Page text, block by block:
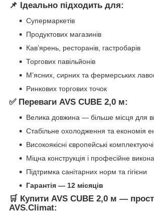
📌 Ідеально підходить для:
Супермаркетів
Продуктових магазинів
Кав’ярень, ресторанів, гастробарів
Торгових павільйонів
М’ясних, сирних та фермерських
Ринкових торгових точок
✅ Переваги AVS CUBE 2,0 м:
Велика довжина — більше місця для
Стабільне охолодження та економія
Високоякісні європейські комплектуючі
Міцна конструкція і професійне
Підтримка санітарних норм та гігієни
Гарантія — 12 місяців
🛒 Купити AVS CUBE 2,0 м —
AVS.Climat: